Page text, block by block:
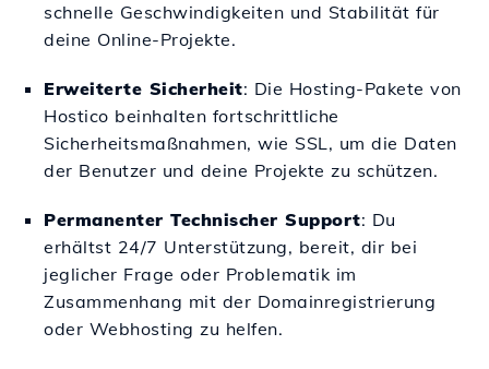
schnelle Geschwindigkeiten und Stabilität für
deine Online-Projekte.
Erweiterte Sicherheit: Die Hosting-Pakete von
Hostico beinhalten fortschrittliche
Sicherheitsmaßnahmen, wie SSL, um die Daten
der Benutzer und deine Projekte zu schützen.
Permanenter Technischer Support: Du
erhältst 24/7 Unterstützung, bereit, dir bei
jeglicher Frage oder Problematik im
Zusammenhang mit der Domainregistrierung
oder Webhosting zu helfen.